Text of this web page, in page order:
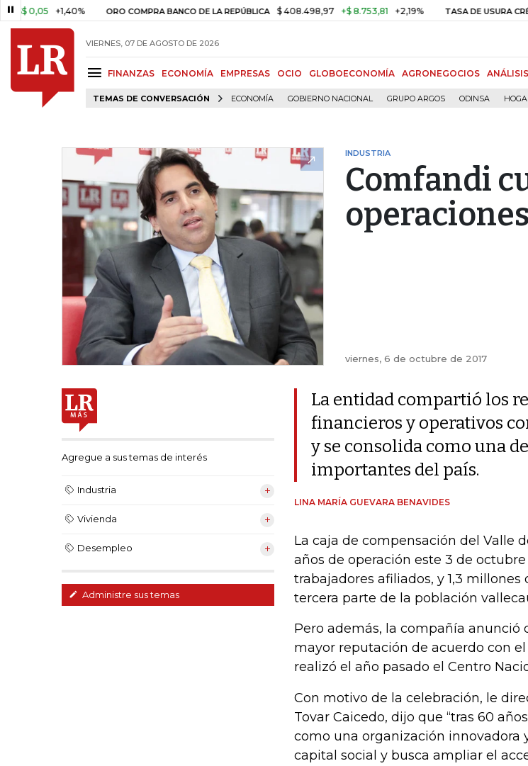
+1,40% ORO COMPRA BANCO DE LA REPÚBLICA $ 408.498,97 +$ 8.753,81 +2,19% TASA DE USURA CRÉDITO
VIERNES, 07 DE AGOSTO DE 2026
FINANZAS ECONOMÍA EMPRESAS OCIO GLOBOECONOMÍA AGRONEGOCIOS ANÁLISIS
TEMAS DE CONVERSACIÓN ECONOMÍA GOBIERNO NACIONAL GRUPO ARGOS ODINSA
INDUSTRIA
Comfandi
viernes, 6 de octubre de 2017
Agregue a sus temas de interés
Industria
Vivienda
Desempleo
Administre sus temas
La entidad compartió los
financieros y operativos
y se consolida como una
importantes del país.
LINA MARÍA GUEVARA BENAVIDES
La caja de compensación del Valle
años de operación este 3 de octubre
trabajadores afiliados, y 1,3
tercera parte de la población
Pero además, la compañía anunció
mayor reputación de acuerdo con
realizó el año pasado el Centro
Con motivo de la celebración, le
Tovar Caicedo, dijo que “tras 60
como una organización innovadora
capital social y busca ampliar el